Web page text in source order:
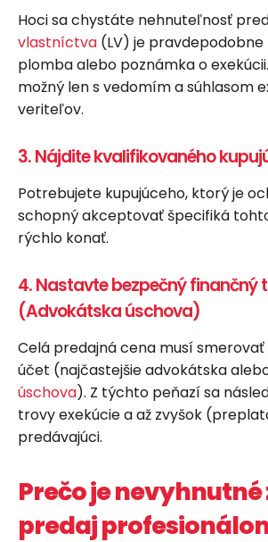
Hoci sa chystáte nehnuteľnosť
vlastníctva (LV) je
plomba alebo poznámka o
možný len s vedomím a súhlasom
veriteľov.
3. Nájdite kvalifikovaného
Potrebujete kupujúceho, ktorý je
schopný akceptovať špecifiká
rýchlo konať.
4. Nastavte bezpečný finančný
(Advokátska úschova)
Celá predajná cena musí
účet (najčastejšie advokátska
úschova). Z týchto peňazí sa
trovy exekúcie a až zvyšok
predávajúci.
Prečo je
predaj